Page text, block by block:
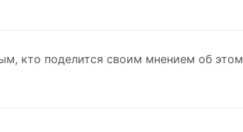
кто поделится своим мнением об этом